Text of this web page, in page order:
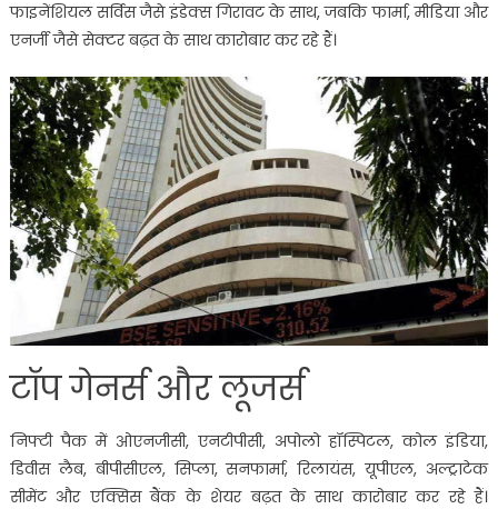
फाइनेंशियल सर्विस जैसे इंडेक्स गिरावट के साथ, जबकि फार्मा, मीडिया और
एनर्जी जैसे सेक्टर बढ़त के साथ कारोबार कर रहे हैं।
टॉप गेनर्स और लूजर्स
निफ्टी पैक में ओएनजीसी, एनटीपीसी, अपोलो हॉस्पिटल, कोल इंडिया,
डिवीस लैब, बीपीसीएल, सिप्ला, सनफार्मा, रिलायंस, यूपीएल, अल्ट्राटेक
सीमेंट और एक्सिस बैंक के शेयर बढ़त के साथ कारोबार कर रहे हैं।